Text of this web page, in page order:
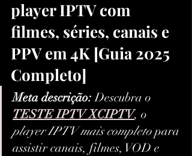
player IPTV com
filmes, séries, canais e
PPV em 4K [Guia 2025
Completo]
Meta descrição: Descubra o
TESTE IPTV XCIPTV, o
player IPTV mais completo para
assistir canais, filmes, VOD e